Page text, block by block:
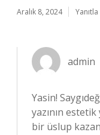
Aralık 8, 2024 Yanıtla
admin
Yasin!
yazının
bir üslup